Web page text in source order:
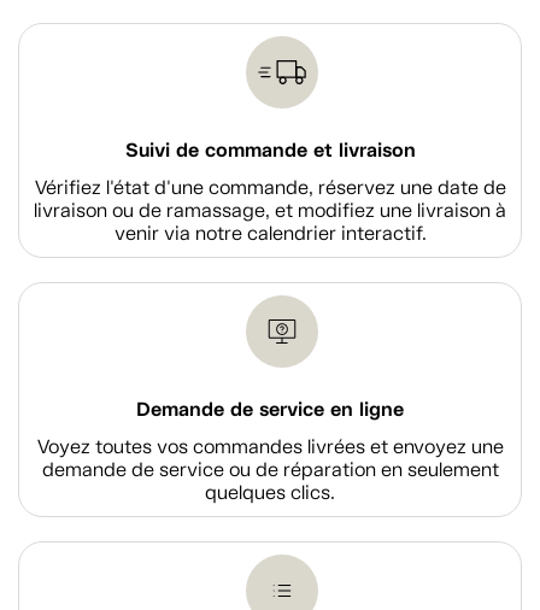
Suivi de commande et livraison
Vérifiez l'état d'une commande, réservez une date de
livraison ou de ramassage, et modifiez une livraison à
venir via notre calendrier interactif.
Demande de service en ligne
Voyez toutes vos commandes livrées et envoyez une
demande de service ou de réparation en seulement
quelques clics.